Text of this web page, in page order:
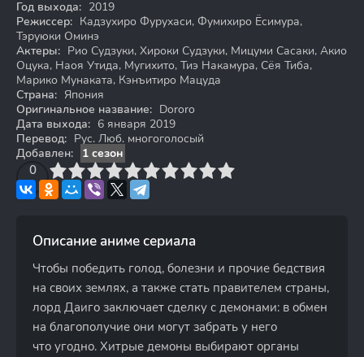
Год выхода: 2019
Режиссер: Кадзухиро Фурухаси, Фумихиро Ёсимура,
Тэруюки Оминэ
Актеры: Рио Судзуки, Хироки Судзуки, Мицуми Сасаки, Акио
Оцука, Наоя Утида, Мугихито, Тиэ Накамура, Сёя Тиба,
Марико Мунаката, Кэнъитиро Мацуда
Страна: Япония
Оригинальное название: Dororo
Дата выхода: 6 января 2019
Перевод: Рус. Люб. многоголосый
Добавлен:
1 сезон
0
4 6 7 8 9 10
Описание аниме сериала
Чтобы победить голод, болезни и прочие бедствия
на своих землях, а также стать правителем страны,
лорд Даиго заключает сделку с демонами: в обмен
на благополучие они могут забрать у него
что угодно. Хитрые демоны выбирают органы